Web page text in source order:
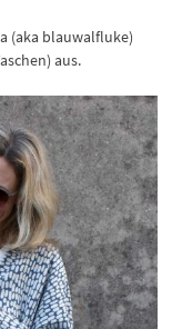
(aka blauwalfluke)
aus.